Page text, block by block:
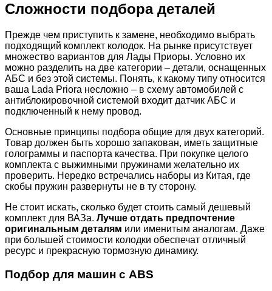
Сложности подбора деталей
Прежде чем приступить к замене, необходимо выбрать
подходящий комплект колодок. На рынке присутствует
множество вариантов для Лады Приоры. Условно их
можно разделить на две категории – детали, оснащенных
АБС и без этой системы. Понять, к какому типу относится
ваша Lada Priora несложно – в схему автомобилей с
антиблокировочной системой входит датчик АБС и
подключенный к нему провод.
Основные принципы подбора общие для двух категорий.
Товар должен быть хорошо запакован, иметь защитные
голограммы и паспорта качества. При покупке целого
комплекта с выжимными пружинами желательно их
проверить. Нередко встречались наборы из Китая, где
скобы пружин развернуты не в ту сторону.
Не стоит искать, сколько будет стоить самый дешевый
комплект для ВАЗа. Лучше отдать предпочтение
оригинальным деталям или именитым аналогам. Даже
при большей стоимости колодки обеспечат отличный
ресурс и прекрасную тормозную динамику.
Подбор для машин с ABS